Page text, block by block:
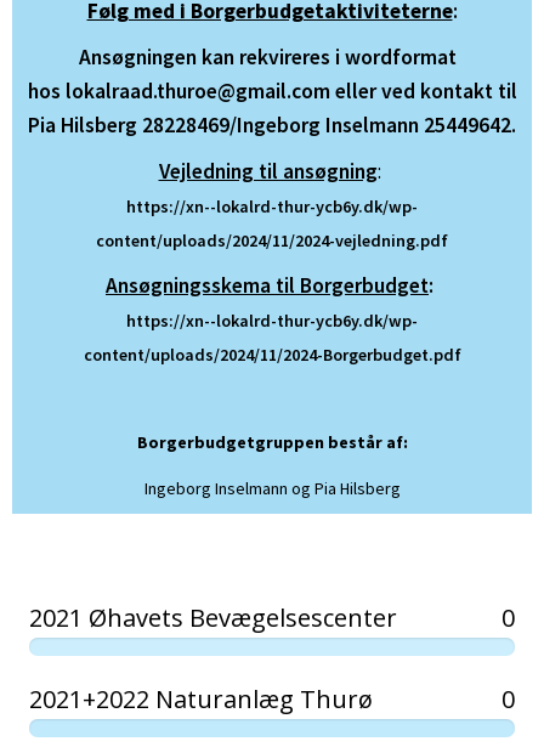
Følg med i Borgerbudgetaktiviteterne:
Ansøgningen kan rekvireres i wordformat
hos lokalraad.thuroe@gmail.com eller ved kontakt til
Pia Hilsberg 28228469/Ingeborg Inselmann 25449642.
Vejledning til ansøgning:
https://xn--lokalrd-thur-ycb6y.dk/wp-
content/uploads/2024/11/2024-vejledning.pdf
Ansøgningsskema til Borgerbudget:
https://xn--lokalrd-thur-ycb6y.dk/wp-
content/uploads/2024/11/2024-Borgerbudget.pdf
Borgerbudgetgruppen består af:
Ingeborg Inselmann og Pia Hilsberg
2021 Øhavets Bevægelsescenter 0
2021+2022 Naturanlæg Thurø 0